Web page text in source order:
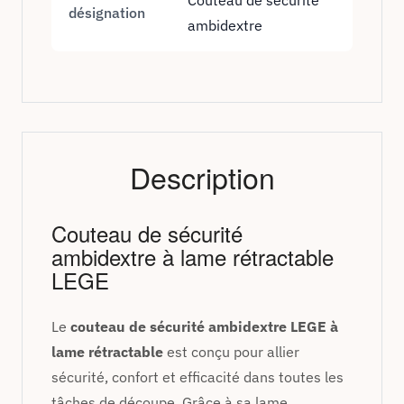
désignation
ambidextre
Description
Couteau de sécurité
ambidextre à lame rétractable
LEGE
Le couteau de sécurité ambidextre LEGE à
lame rétractable est conçu pour allier
sécurité, confort et efficacité dans toutes les